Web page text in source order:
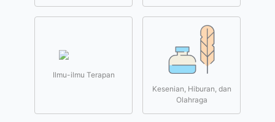
Ilmu-ilmu Terapan
Kesenian, Hiburan, dan
Olahraga